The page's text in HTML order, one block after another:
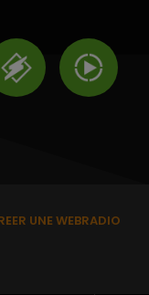
UNE WEBRADIO